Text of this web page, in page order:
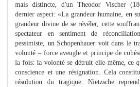
mais distincte, d'un Theodor Vischer
dernier aspect: «La grandeur humaine, en
grandeur divine de se révéler, cette
spectateur en sentiment de
pessimiste, un Schopenhauer voit dans le
volonté – force aveugle et principe de
la fois: la volonté se détruit elle-même, ce
conscience et une résignation. Cela
résolution du tragique. Nietzsche